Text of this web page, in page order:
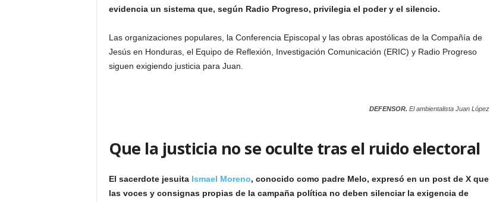
evidencia un sistema que, según Radio Progreso, privilegia el poder y el silencio.
Las organizaciones populares, la Conferencia Episcopal y las obras apostólicas de la Compañía de
Jesús en Honduras, el Equipo de Reflexión, Investigación Comunicación (ERIC) y Radio Progreso
siguen exigiendo justicia para Juan.
DEFENSOR. El ambientalista Juan López
Que la justicia no se oculte tras el ruido electoral
El sacerdote jesuita Ismael Moreno, conocido como padre Melo, expresó en un post de X que
las voces y consignas propias de la campaña política no deben silenciar la exigencia de